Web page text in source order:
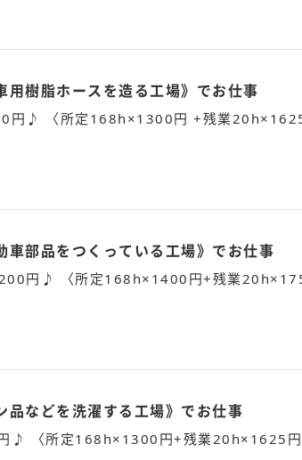
樹脂ホースを造る工場》でお仕事
円♪ 〈所定168h×1300円 +残業
部品をつくっている工場》でお仕事
円♪ 〈所定168h×1400円+残業
などを洗濯する工場》でお仕事
♪ 〈所定168h×1300円+残業20h×1625